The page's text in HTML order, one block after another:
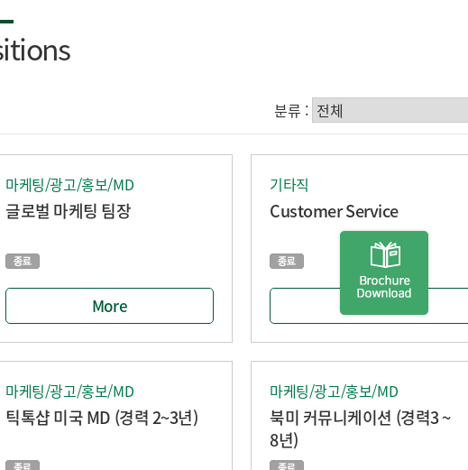
분류 :
마케팅/광고/홍보/MD
글로벌 마케팅 팀장
More
기타직
Customer Service
More
마케팅/광고/홍보/MD
틱톡샵 미국 MD (경력 2~3년)
마케팅/광고/홍보/MD
북미 커뮤니케이션 (경력3 ~
8년)